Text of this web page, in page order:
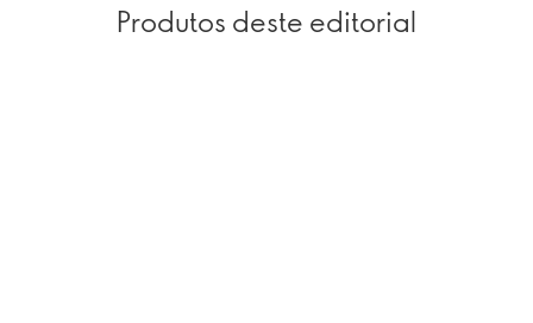
Produtos deste editorial